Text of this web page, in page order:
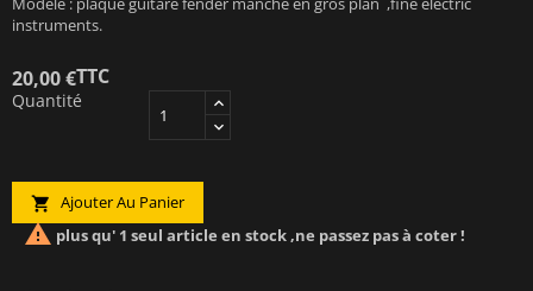
instruments.
20,00 €TTC
Quantité
 Ajouter Au Panier
 plus qu' 1 seul article en stock ,ne passez pas à coter !